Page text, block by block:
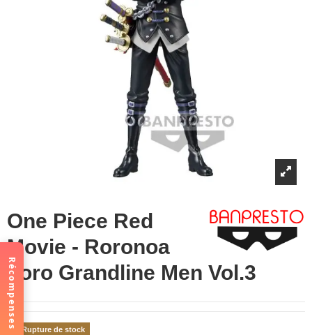
One Piece Red
Movie - Roronoa
Zoro Grandline Men Vol.3
Rupture de stock
Récompenses